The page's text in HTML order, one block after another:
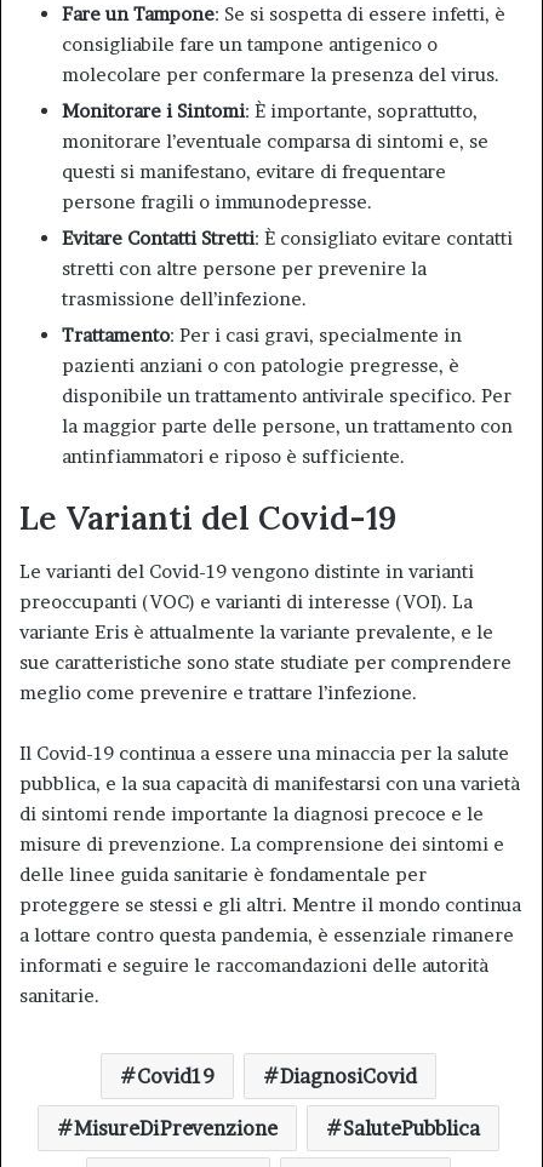
Fare un Tampone: Se si sospetta di essere infetti, è
consigliabile fare un tampone antigenico o
molecolare per confermare la presenza del virus.
Monitorare i Sintomi: È importante, soprattutto,
monitorare l’eventuale comparsa di sintomi e, se
questi si manifestano, evitare di frequentare
persone fragili o immunodepresse.
Evitare Contatti Stretti: È consigliato evitare contatti
stretti con altre persone per prevenire la
trasmissione dell’infezione.
Trattamento: Per i casi gravi, specialmente in
pazienti anziani o con patologie pregresse, è
disponibile un trattamento antivirale specifico. Per
la maggior parte delle persone, un trattamento con
antinfiammatori e riposo è sufficiente.
Le Varianti del Covid-19
Le varianti del Covid-19 vengono distinte in varianti
preoccupanti (VOC) e varianti di interesse (VOI). La
variante Eris è attualmente la variante prevalente, e le
sue caratteristiche sono state studiate per comprendere
meglio come prevenire e trattare l’infezione.
Il Covid-19 continua a essere una minaccia per la salute
pubblica, e la sua capacità di manifestarsi con una varietà
di sintomi rende importante la diagnosi precoce e le
misure di prevenzione. La comprensione dei sintomi e
delle linee guida sanitarie è fondamentale per
proteggere se stessi e gli altri. Mentre il mondo continua
a lottare contro questa pandemia, è essenziale rimanere
informati e seguire le raccomandazioni delle autorità
sanitarie.
Covid19 DiagnosiCovid
MisureDiPrevenzione SalutePubblica